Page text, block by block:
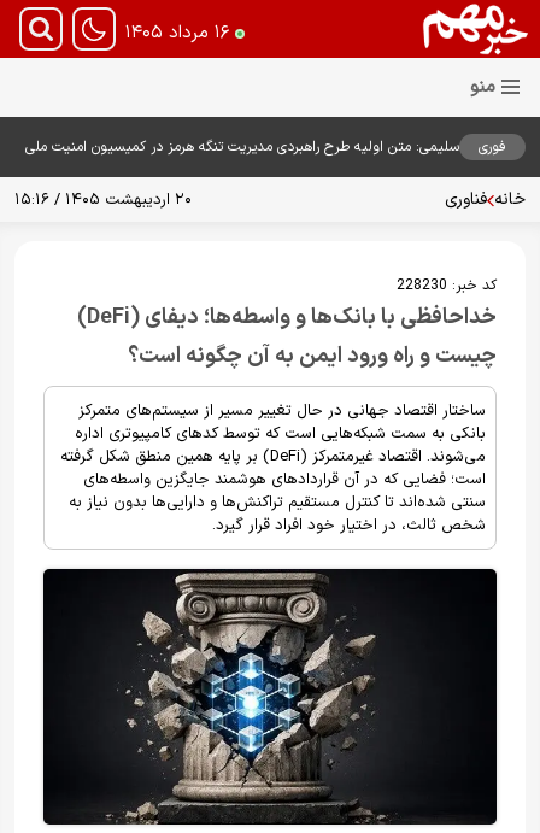
۱۶ مرداد ۱۴۰۵
فوری
سلیمی: متن اولیه طرح راهبردی مدیریت تنگه هرمز در کمیسیون امنیت ملی
خانه فناوری ۲۰ اردیبهشت ۱۴۰۵ / ۱۵:۱۶
کد خبر: 228230
خداحافظی با بانک‌ها و واسطه‌ها؛ دیفای (DeFi)
چیست و راه ورود ایمن به آن چگونه است؟
ساختار اقتصاد جهانی در حال تغییر مسیر از سیستم‌های متمرکز
بانکی به سمت شبکه‌هایی است که توسط کدهای کامپیوتری اداره
می‌شوند. اقتصاد غیرمتمرکز (DeFi) بر پایه همین منطق شکل گرفته
است؛ فضایی که در آن قراردادهای هوشمند جایگزین واسطه‌های
سنتی شده‌اند تا کنترل مستقیم تراکنش‌ها و دارایی‌ها بدون نیاز به
شخص ثالث، در اختیار خود افراد قرار گیرد.